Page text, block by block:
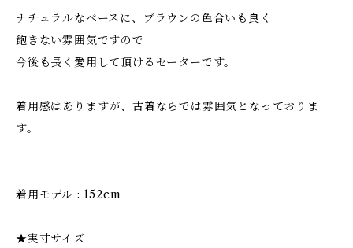
ナチュラルなベースに、ブラウンの色合いも良く
飽きない雰囲気ですので
今後も長く愛用して頂けるセーターです。
着用感はありますが、古着ならでは雰囲気となっておりま
す。
着用モデル : 152cm
★実寸サイズ